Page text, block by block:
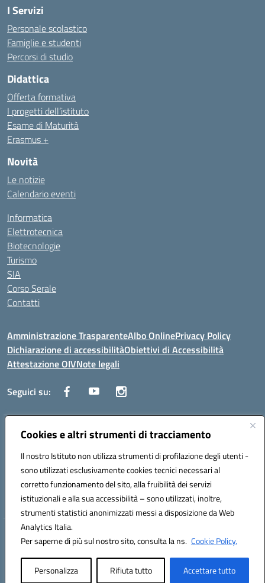
Cookies e altri strumenti di tracciamento
Il nostro Istituto non utilizza strumenti di profilazione degli utenti -
sono utilizzati esclusivamente cookies tecnici necessari al
corretto funzionamento del sito, alla fruibilità dei servizi
istituzionali e alla sua accessibilità – sono utilizzati, inoltre,
strumenti statistici anonimizzati messi a disposizione da Web
Analytics Italia.
Per saperne di più sul nostro sito, consulta la ns. Cookie Policy.
Personalizza Rifiuta tutto Accettare tutto
I Servizi
Personale scolastico
Famiglie e studenti
Percorsi di studio
Didattica
Offerta formativa
I progetti dell’istituto
Esame di Maturità
Erasmus +
Novità
Le notizie
Calendario eventi
Informatica
Elettrotecnica
Biotecnologie
Turismo
SIA
Corso Serale
Contatti
Amministrazione TrasparenteAlbo OnlinePrivacy Policy
Dichiarazione di accessibilitàObiettivi di Accessibilità
Attestazione OIVNote legali
Seguici su:
Indirizzo:Via Cesare Beccaria 70043 MONOPOLI (BA)
Posta elettronica certificata (PEC):batf26000r@pec.istruzione.it
Codice fiscale: 93491310723
Codice meccanografico: BATF26000R
Hosting & Powered by 3D Solution S.r.l.
Concept & Design by Designers Italia